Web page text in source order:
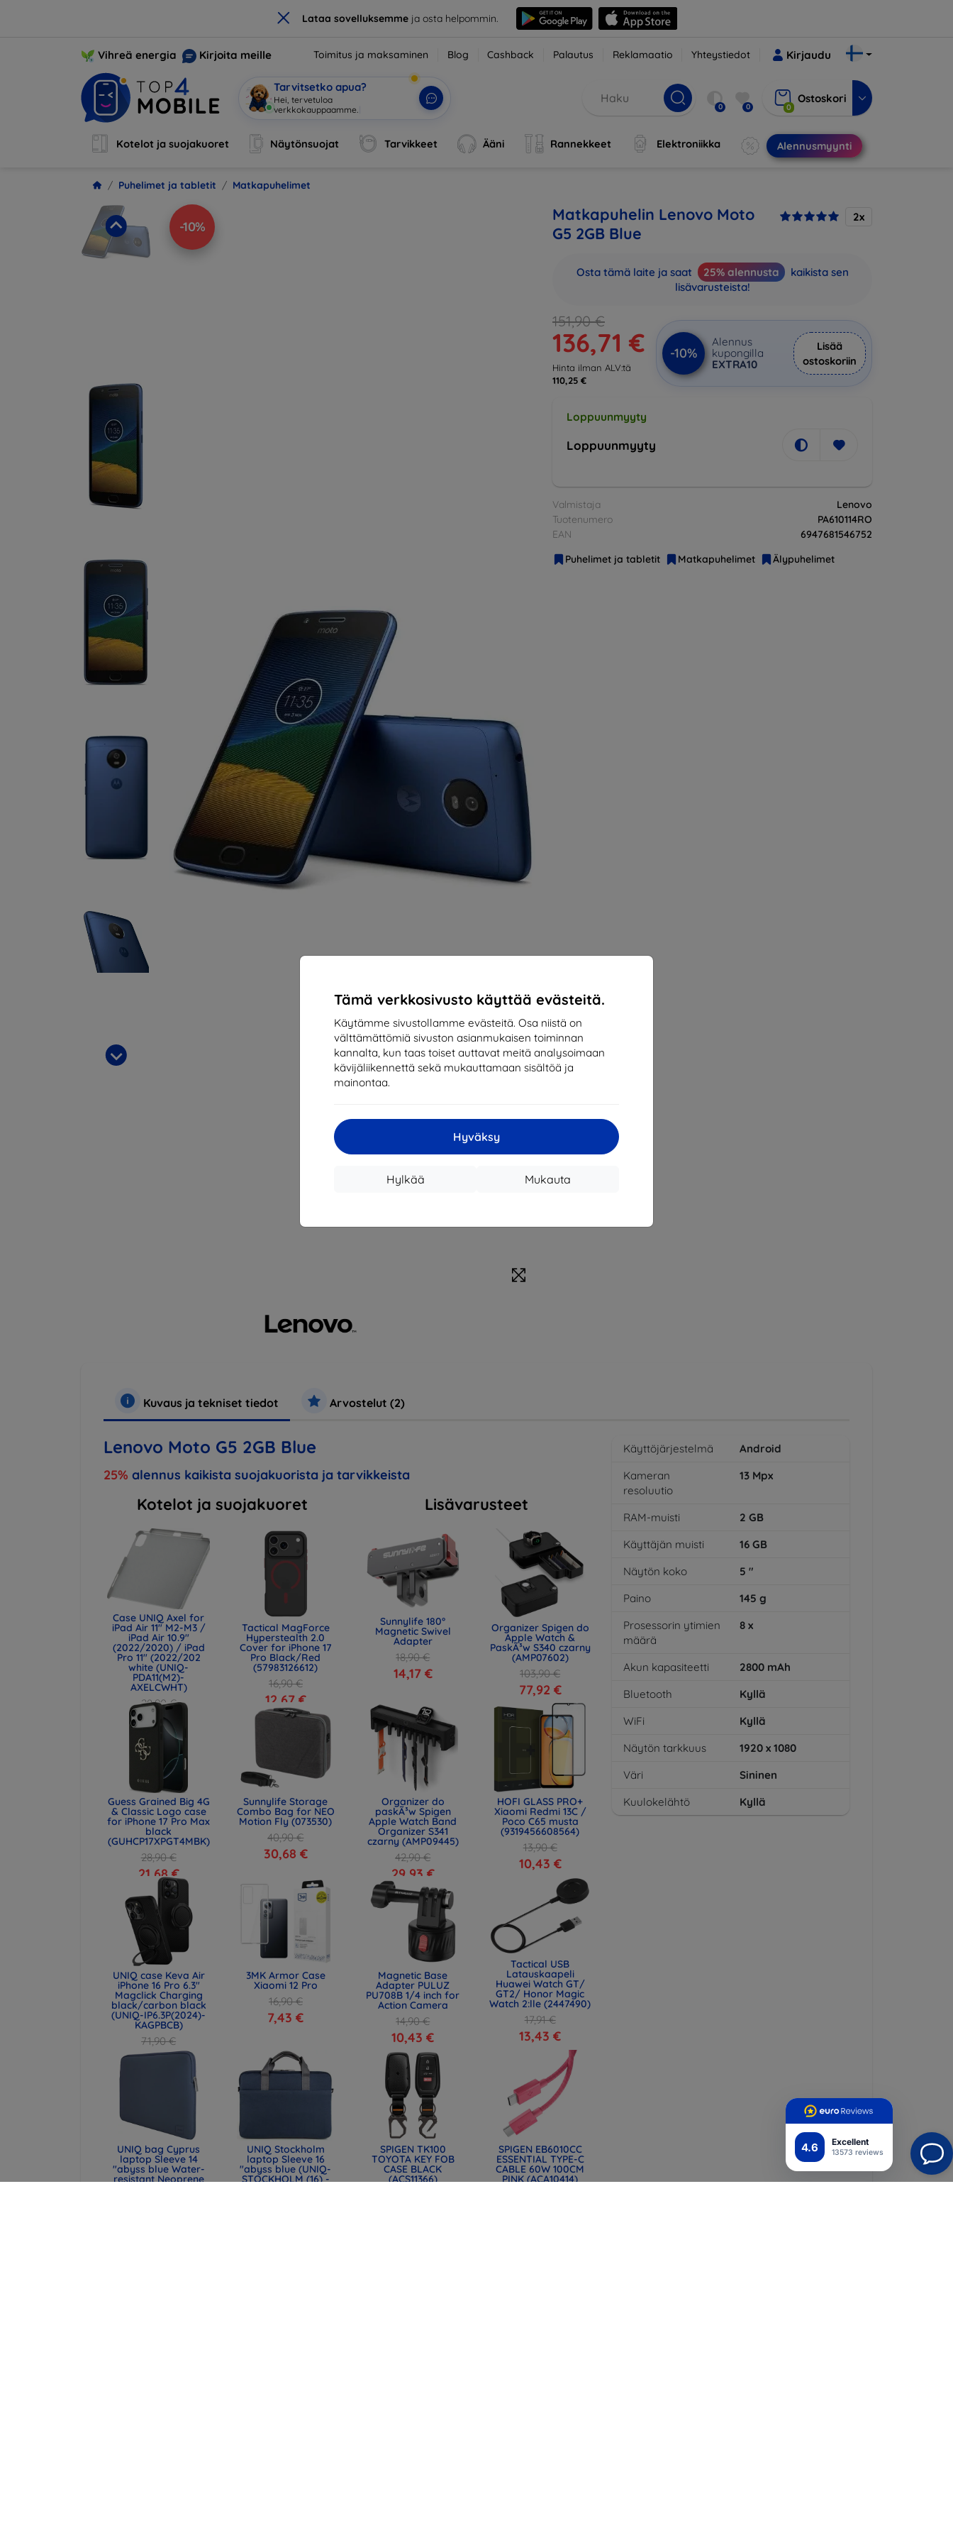
× Lataa sovelluksemmeja osta helpommin.
4.6 Excellent
13573 reviews
Tämä verkkosivusto käyttää evästeitä.
Käytämme sivustollamme evästeitä. Osa niistä on
välttämättömiä sivuston asianmukaisen toiminnan
kannalta, kun taas toiset auttavat meitä analysoimaan
kävijäliikennettä sekä mukauttamaan sisältöä ja
mainontaa.
Hyväksy
Mukauta
Hylkää
Vihreä energia Kirjoita meille Toimitus ja maksaminen Blog Cashback Palautus Reklamaatio Yhteystiedot Kirjaudu
Tarvitsetko apua?
Ol| 0 0 0
Ostoskori
Kotelot ja suojakuoret Näytönsuojat Tarvikkeet Ääni Rannekkeet Elektroniikka Alennusmyynti
Puhelimet ja tabletit Matkapuhelimet
-10%
Matkapuhelin Lenovo Moto
G5 2GB Blue
2x
Osta tämä laite ja saat 25% alennusta
kaikista sen
lisävarusteista!
151,90 €
136,71 €
Hinta ilman ALV:tä
110,25 €
-10%
Alennus
kupongilla
EXTRA10
Lisää
ostoskoriin
Loppuunmyyty
Loppuunmyyty
Valmistaja
Lenovo
Tuotenumero
PA610114RO
EAN
6947681546752
Puhelimet ja tabletit
Matkapuhelimet Älypuhelimet
Kuvaus ja tekniset tiedot Arvostelut (2)
Lenovo Moto G5 2GB Blue
25% alennus kaikista suojakuorista ja tarvikkeista
Kotelot ja suojakuoret
Case UNIQ Axel for
iPad Air 11" M2-M3 /
iPad Air 10.9"
(2022/2020) / iPad
Pro 11" (2022/202
white (UNIQ-
PDA11(M2)-
AXELCWHT)
28,90 €
21,68 €
Tactical MagForce
Hyperstealth 2.0
Cover for iPhone 17
Pro Black/Red
(57983126612)
16,90 €
12,67 €
Guess Grained Big 4G
& Classic Logo case
for iPhone 17 Pro Max
black
(GUHCP17XPGT4MBK)
28,90 €
21,68 €
Sunnylife Storage
Combo Bag for NEO
Motion Fly (073530)
40,90 €
30,68 €
UNIQ case Keva Air
iPhone 16 Pro 6.3"
Magclick Charging
black/carbon black
(UNIQ-IP6.3P(2024)-
KAGPBCB)
71,90 €
53,93 €
3MK Armor Case
Xiaomi 12 Pro
16,90 €
7,43 €
UNIQ bag Cyprus
laptop Sleeve 14
"abyss blue Water-
resistant Neoprene
UNIQ Stockholm
laptop Sleeve 16
"abyss blue (UNIQ-
STOCKHOLM (16) -
Lisävarusteet
Sunnylife 180°
Magnetic Swivel
Adapter
18,90 €
14,17 €
Organizer Spigen do
Apple Watch &
PaskÃ³w S340 czarny
(AMP07602)
103,90 €
77,92 €
Organizer do
paskÃ³w Spigen
Apple Watch Band
Organizer S341
czarny (AMP09445)
42,90 €
29,93 €
HOFI GLASS PRO+
Xiaomi Redmi 13C /
Poco C65 musta
(9319456608564)
13,90 €
10,43 €
Magnetic Base
Adapter PULUZ
PU708B 1/4 inch for
Action Camera
14,90 €
10,43 €
Tactical USB
Latauskaapeli
Huawei Watch GT/
GT2/ Honor Magic
Watch 2:lle (2447490)
17,91 €
13,43 €
SPIGEN TK100
TOYOTA KEY FOB
CASE BLACK
(ACS11366)
SPIGEN EB6010CC
ESSENTIAL TYPE-C
CABLE 60W 100CM
PINK (ACA10414)
Käyttöjärjestelmä
Android
Kameran
resoluutio
13 Mpx
RAM-muisti 2 GB
Käyttäjän muisti
16 GB
Näytön koko
5 "
Paino
145 g
Prosessorin ytimien
määrä
8 x
Akun kapasiteetti 2800 mAh
Bluetooth
Kyllä
WiFi
Kyllä
Näytön tarkkuus
1920 x 1080
Väri
Sininen
Kuulokelähtö
Kyllä